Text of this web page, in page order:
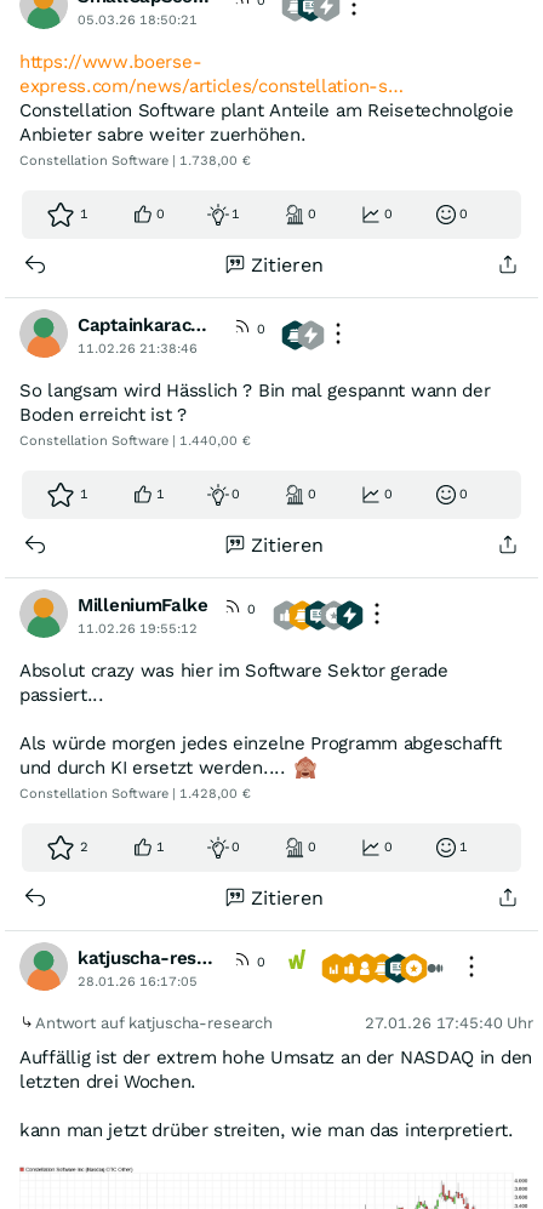
05.03.26 18:50:21
https://www.boerse-
express.com/news/articles/constellation-s…
Constellation Software plant Anteile am Reisetechnolgoie
Anbieter sabre weiter zuerhöhen.
Constellation Software | 1.738,00 €
1 0 1 0 0 0
Zitieren
Captainkaracho1982
0
11.02.26 21:38:46
So langsam wird Hässlich ? Bin mal gespannt wann der
Boden erreicht ist ?
Constellation Software | 1.440,00 €
1 1 0 0 0 0
Zitieren
MilleniumFalke
0
11.02.26 19:55:12
Absolut crazy was hier im Software Sektor gerade
passiert...
Als würde morgen jedes einzelne Programm abgeschafft
und durch KI ersetzt werden....
Constellation Software | 1.428,00 €
2 1 0 0 0 1
Zitieren
katjuscha-research
0
28.01.26 16:17:05
Antwort auf katjuscha-research 27.01.26 17:45:40 Uhr
Auffällig ist der extrem hohe Umsatz an der NASDAQ in den
letzten drei Wochen.
kann man jetzt drüber streiten, wie man das interpretiert.